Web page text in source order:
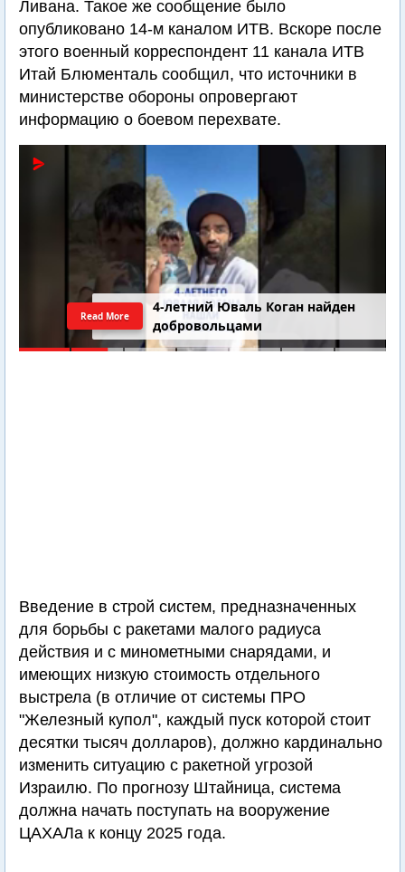
Ливана. Такое же сообщение было
опубликовано 14-м каналом ИТВ. Вскоре после
этого военный корреспондент 11 канала ИТВ
Итай Блюменталь сообщил, что источники в
министерстве обороны опровергают
информацию о боевом перехвате.
4-летний Юваль Коган найден
добровольцами
Read More
Введение в строй систем, предназначенных
для борьбы с ракетами малого радиуса
действия и с минометными снарядами, и
имеющих низкую стоимость отдельного
выстрела (в отличие от системы ПРО
"Железный купол", каждый пуск которой стоит
десятки тысяч долларов), должно кардинально
изменить ситуацию с ракетной угрозой
Израилю. По прогнозу Штайница, система
должна начать поступать на вооружение
ЦАХАЛа к концу 2025 года.